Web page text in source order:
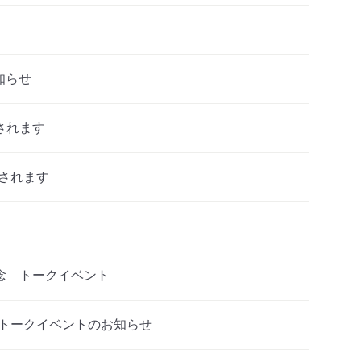
らせ
れます
れます
トークイベント
ークイベントのお知らせ